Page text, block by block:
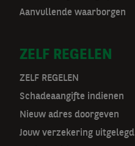
r
a
t
n
a
Aanvullende waarborgen
ZELF REGELEN
ZELF REGELEN
Schadeaangifte indienen
Nieuw adres doorgeven
Jouw verzekering uitgelegd